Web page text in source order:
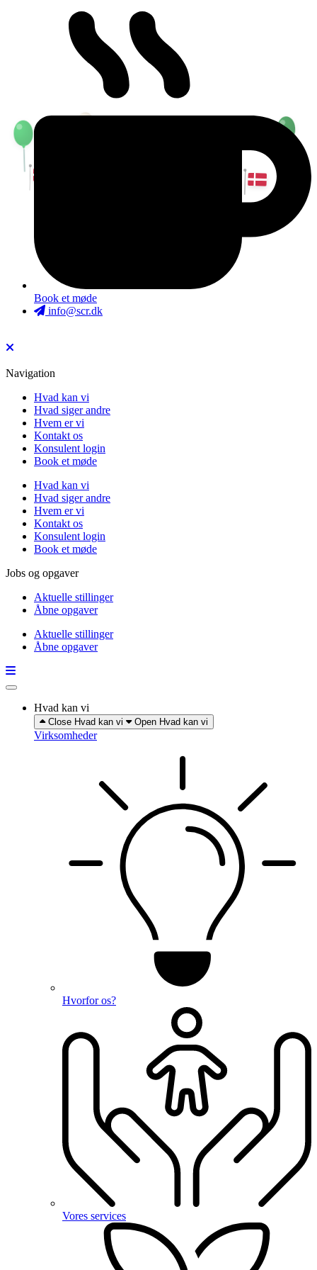
Book et møde
info@scr.dk
Navigation
Hvad kan vi
Hvad siger andre
Hvem er vi
Kontakt os
Konsulent login
Book et møde
Hvad kan vi
Hvad siger andre
Hvem er vi
Kontakt os
Konsulent login
Book et møde
Jobs og opgaver
Aktuelle stillinger
Åbne opgaver
Aktuelle stillinger
Åbne opgaver
Hvad kan vi
Close Hvad kan vi Open Hvad kan vi
Virksomheder
Hvorfor os?
Vores services